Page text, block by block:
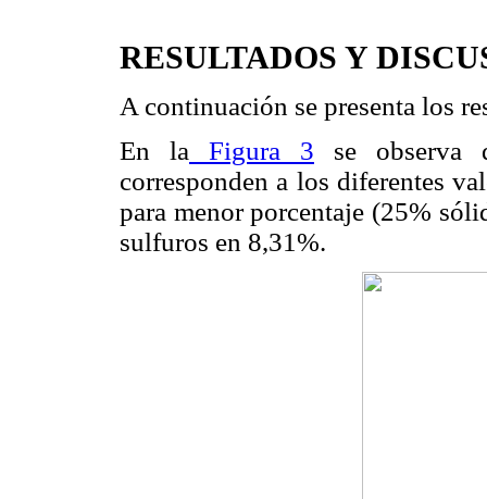
RESULTADOS Y
A continuación se presenta los
En la Figura 3 se observa
corresponden a los diferentes
para menor porcentaje (25%
sulfuros en 8,31%.